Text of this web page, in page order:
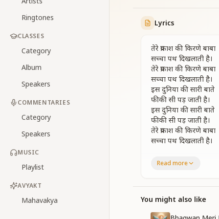
Ringtones
CLASSES
Category
Album
Speakers
COMMENTARIES
Category
Speakers
MUSIC
Playlist
AVYAKT
Mahavakya
Lyrics
तेरे प्रकाश की किरणे बाबा
सच्चा पथ दिखलाती है।
तेरे प्रकाश की किरणे बाबा
सच्चा पथ दिखलाती है।
इस दुनिया की सारी बाते
फीकी सी पड़ जाती है।
इस दुनिया की सारी बाते
फीकी सी पड़ जाती है।
तेरे प्रकाश की किरणे बाबा
सच्चा पथ दिखलाती है।
Show the true path.
Show the true path.
All matters of this
Read more
You might also like